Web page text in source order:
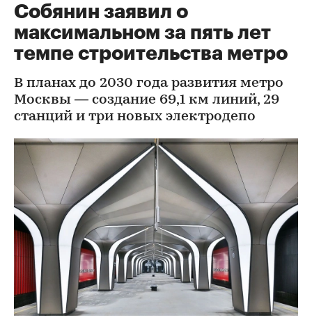
Собянин заявил о
максимальном за пять лет
темпе строительства метро
В планах до 2030 года развития метро
Москвы — создание 69,1 км линий, 29
станций и три новых электродепо